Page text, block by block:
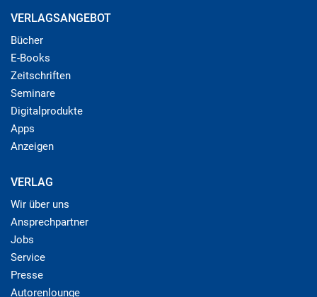
VERLAGSANGEBOT
Bücher
E-Books
Zeitschriften
Seminare
Digitalprodukte
Apps
Anzeigen
VERLAG
Wir über uns
Ansprechpartner
Jobs
Service
Presse
Autorenlounge